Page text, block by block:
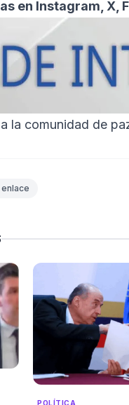
en Instagram, X,
la comunidad de
POLÍTICA